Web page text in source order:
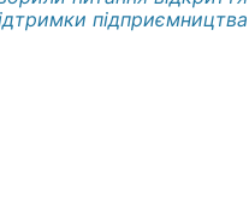
підприємництва